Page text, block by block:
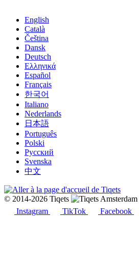
English
Català
Čeština
Dansk
Deutsch
Ελληνικά
Español
Français
한국어
Italiano
Nederlands
日本語
Português
Polski
Русский
Svenska
中文
© 2014-2026 Tiqets
Instagram
TikTok Facebook